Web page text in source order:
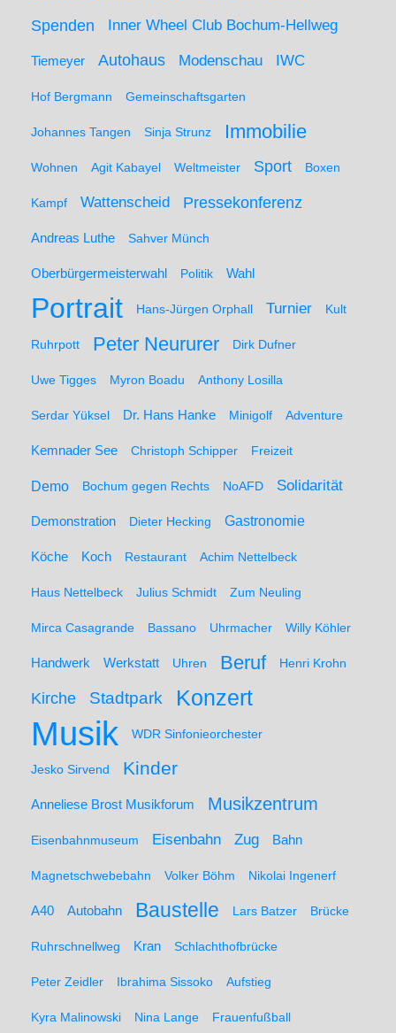
Spenden Inner Wheel Club Bochum-Hellweg
Tiemeyer Autohaus Modenschau IWC
Hof Bergmann Gemeinschaftsgarten
Johannes Tangen Sinja Strunz Immobilie
Wohnen Agit Kabayel Weltmeister Sport Boxen
Kampf Wattenscheid Pressekonferenz
Andreas Luthe Sahver Münch
Oberbürgermeisterwahl Politik Wahl
Portrait Hans-Jürgen Orphall Turnier Kult
Ruhrpott Peter Neururer Dirk Dufner
Uwe Tigges Myron Boadu Anthony Losilla
Serdar Yüksel Dr. Hans Hanke Minigolf Adventure
Kemnader See Christoph Schipper Freizeit
Demo Bochum gegen Rechts NoAFD Solidarität
Demonstration Dieter Hecking Gastronomie
Köche Koch Restaurant Achim Nettelbeck
Haus Nettelbeck Julius Schmidt Zum Neuling
Mirca Casagrande Bassano Uhrmacher Willy Köhler
Handwerk Werkstatt Uhren Beruf Henri Krohn
Kirche Stadtpark Konzert
Musik WDR Sinfonieorchester
Jesko Sirvend Kinder
Anneliese Brost Musikforum Musikzentrum
Eisenbahnmuseum Eisenbahn Zug Bahn
Magnetschwebebahn Volker Böhm Nikolai Ingenerf
A40 Autobahn Baustelle Lars Batzer Brücke
Ruhrschnellweg Kran Schlachthofbrücke
Peter Zeidler Ibrahima Sissoko Aufstieg
Kyra Malinowski Nina Lange Frauenfußball